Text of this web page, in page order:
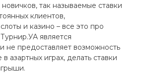
так называемые ставки
клиентов,
и казино – все это про
является
не предоставляет возможность
азартных играх, делать ставки